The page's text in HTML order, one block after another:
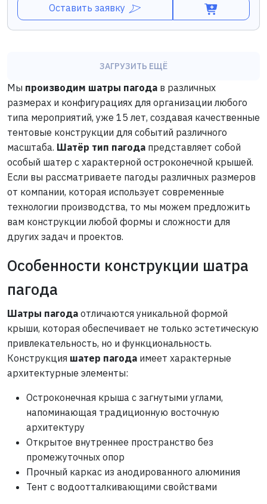
Оставить заявку
ЗАГРУЗИТЬ ЕЩЁ
Мы производим шатры пагода в различных
размерах и конфигурациях для организации любого
типа мероприятий, уже 15 лет, создавая качественные
тентовые конструкции для событий различного
масштаба. Шатёр тип пагода представляет собой
особый шатер с характерной остроконечной крышей.
Если вы рассматриваете пагоды различных размеров
от компании, которая использует современные
технологии производства, то мы можем предложить
вам конструкции любой формы и сложности для
других задач и проектов.
Особенности конструкции шатра
пагода
Шатры пагода отличаются уникальной формой
крыши, которая обеспечивает не только эстетическую
привлекательность, но и функциональность.
Конструкция шатер пагода имеет характерные
архитектурные элементы:
Остроконечная крыша с загнутыми углами,
напоминающая традиционную восточную
архитектуру
Открытое внутреннее пространство без
промежуточных опор
Прочный каркас из анодированного алюминия
Тент с водоотталкивающими свойствами